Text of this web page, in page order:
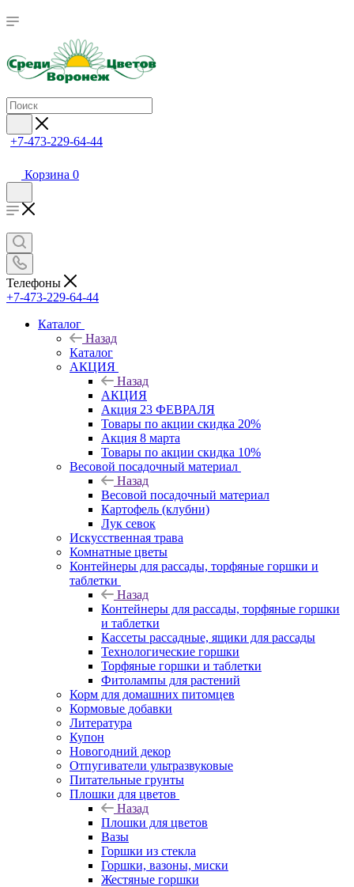
+7-473-229-64-44
Корзина 0
Телефоны
+7-473-229-64-44
Каталог
Назад
Каталог
АКЦИЯ
Назад
АКЦИЯ
Акция 23 ФЕВРАЛЯ
Товары по акции скидка 20%
Акция 8 марта
Товары по акции скидка 10%
Весовой посадочный материал
Назад
Весовой посадочный материал
Картофель (клубни)
Лук севок
Искусственная трава
Комнатные цветы
Контейнеры для рассады, торфяные горшки и
таблетки
Назад
Контейнеры для рассады, торфяные горшки
и таблетки
Кассеты рассадные, ящики для рассады
Технологические горшки
Торфяные горшки и таблетки
Фитолампы для растений
Корм для домашних питомцев
Кормовые добавки
Литература
Купон
Новогодний декор
Отпугиватели ультразвуковые
Питательные грунты
Плошки для цветов
Назад
Плошки для цветов
Вазы
Горшки из стекла
Горшки, вазоны, миски
Жестяные горшки